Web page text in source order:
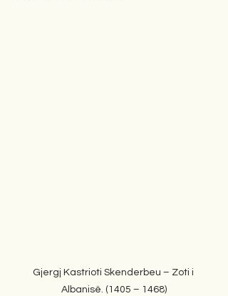
Gjergj Kastrioti Skenderbeu – Zoti i
Albanisë. (1405 – 1468)